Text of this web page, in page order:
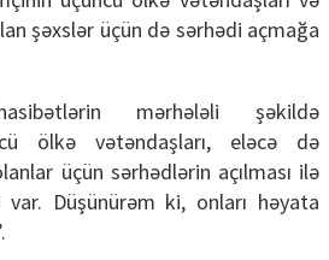
şəxslər üçün də sərhədi açmağa
mərhələli şəkildə
ölkə vətəndaşları, eləcə də
üçün sərhədlərin açılması ilə
var. Düşünürəm ki, onları həyata